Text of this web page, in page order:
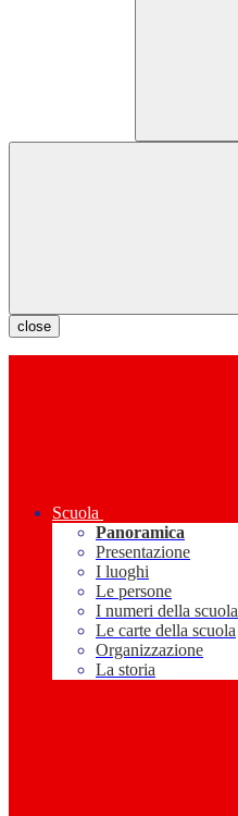
close
Scuola
Panoramica
Presentazione
I luoghi
Le persone
I numeri della scuola
Le carte della scuola
Organizzazione
La storia